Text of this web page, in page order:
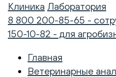
Клиника Лаборатория
8 800 200-85-65 -
150-10-82 - для
Главная
Ветеринарные